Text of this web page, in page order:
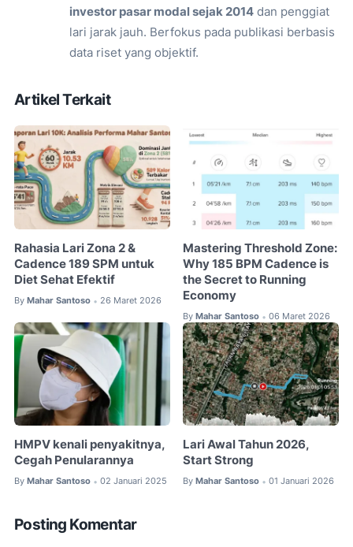
investor pasar modal sejak 2014 dan penggiat
lari jarak jauh. Berfokus pada publikasi berbasis
data riset yang objektif.
Artikel Terkait
Rahasia Lari Zona 2 &
Cadence 189 SPM untuk
Diet Sehat Efektif
By Mahar Santoso • 26 Maret 2026
Mastering Threshold Zone:
Why 185 BPM Cadence is
the Secret to Running
Economy
By Mahar Santoso • 06 Maret 2026
HMPV kenali penyakitnya,
Cegah Penularannya
By Mahar Santoso • 02 Januari 2025
Lari Awal Tahun 2026,
Start Strong
By Mahar Santoso • 01 Januari 2026
Posting Komentar